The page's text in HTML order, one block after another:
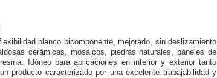
blanco bicomponente, mejorado, sin deslizamiento
cerámicas, mosaicos, piedras naturales, paneles de
Idóneo para aplicaciones en interior y exterior tanto
producto caracterizado por una excelente trabajabilidad y